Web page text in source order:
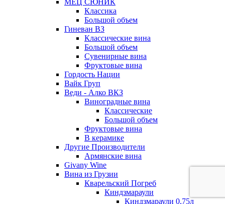
МЕЦ СЮНИК
Классика
Большой объем
Гиневан ВЗ
Классические вина
Большой объем
Сувенирные вина
Фруктовые вина
Гордость Нации
Вайк Груп
Веди - Алко ВКЗ
Виноградные вина
Классические
Большой объем
Фруктовые вина
В керамике
Другие Производители
Армянские вина
Givany Wine
Вина из Грузии
Кварельский Погреб
Киндзмараули
Киндзмараули 0,75л